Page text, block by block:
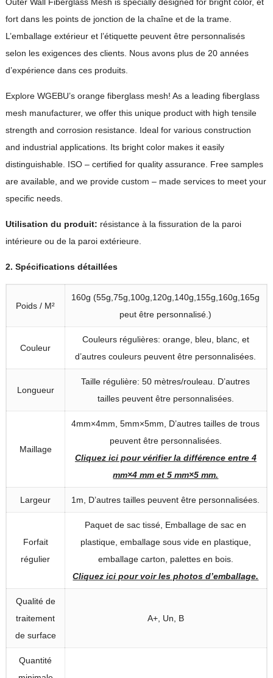
Outer Wall Fiberglass Mesh is specially designed for bright color, et
fort dans les points de jonction de la chaîne et de la trame.
L’emballage extérieur et l’étiquette peuvent être personnalisés
selon les exigences des clients. Nous avons plus de 20 années
d’expérience dans ces produits.
Explore WGEBU’s orange fiberglass mesh! As a leading fiberglass
mesh manufacturer, we offer this unique product with high tensile
strength and corrosion resistance. Ideal for various construction
and industrial applications. Its bright color makes it easily
distinguishable. ISO– certified for quality assurance. Free samples
are available, and we provide custom – made services to meet your
specific needs.
Utilisation du produit: résistance à la fissuration de la paroi
intérieure ou de la paroi extérieure.
2. Spécifications détaillées
Poids / M²
160g (55g,75g,100g,120g,140g,155g,160g,165g
peut être personnalisé.)
Couleur
Couleurs régulières: orange, bleu, blanc, et
d’autres couleurs peuvent être personnalisées.
Longueur
Taille régulière: 50 mètres/rouleau. D’autres
tailles peuvent être personnalisées.
Maillage
4mm×4mm, 5mm×5mm, D’autres tailles de trous
peuvent être personnalisées.
Cliquez ici pour vérifier la différence entre 4
mm×4 mm et 5 mm×5 mm.
Largeur 1m, D’autres tailles peuvent être personnalisées.
Forfait
régulier
Paquet de sac tissé, Emballage de sac en
plastique, emballage sous vide en plastique,
emballage carton, palettes en bois.
Cliquez ici pour voir les photos d’emballage.
Qualité de
traitement
de surface
A+, Un, B
Quantité